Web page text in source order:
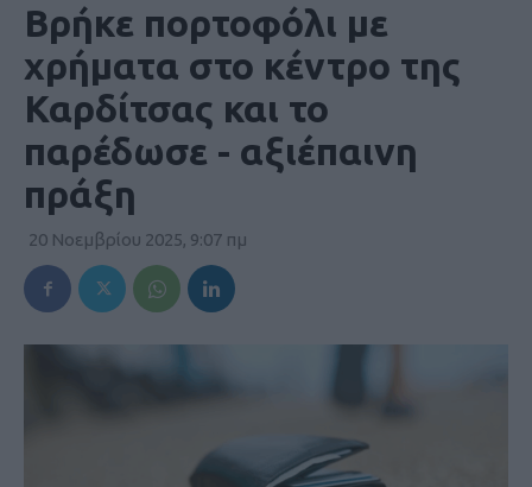
Βρήκε πορτοφόλι με
χρήματα στο κέντρο της
Καρδίτσας και το
παρέδωσε - αξιέπαινη
πράξη
20 Νοεμβρίου 2025, 9:07 πμ